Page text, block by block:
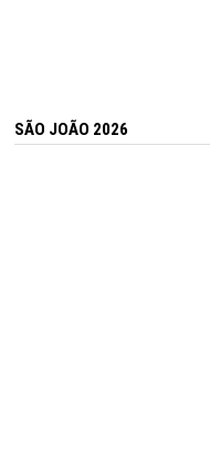
SÃO JOÃO 2026